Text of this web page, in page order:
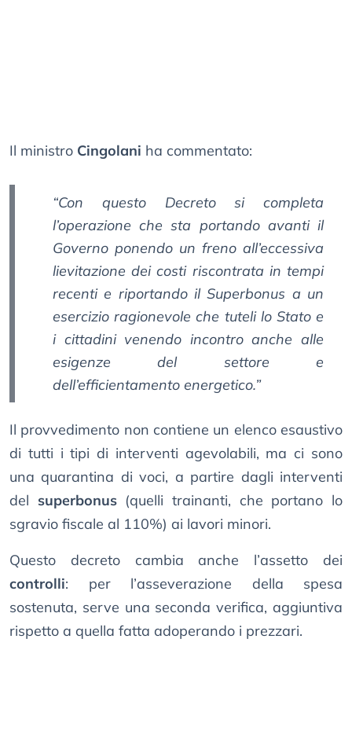
Il ministro Cingolani ha commentato:
“Con questo Decreto si completa
l’operazione che sta portando avanti il
Governo ponendo un freno all’eccessiva
lievitazione dei costi riscontrata in tempi
recenti e riportando il Superbonus a un
esercizio ragionevole che tuteli lo Stato e
i cittadini venendo incontro anche alle
esigenze del settore e
dell’efficientamento energetico.”
Il provvedimento non contiene un elenco esaustivo
di tutti i tipi di interventi agevolabili, ma ci sono
una quarantina di voci, a partire dagli interventi
del superbonus(quelli trainanti, che portano lo
sgravio fiscale al 110%) ai lavori minori.
Questo decreto cambia anche l’assetto dei
controlli: per l’asseverazione della spesa
sostenuta, serve una seconda verifica, aggiuntiva
rispetto a quella fatta adoperando i prezzari.